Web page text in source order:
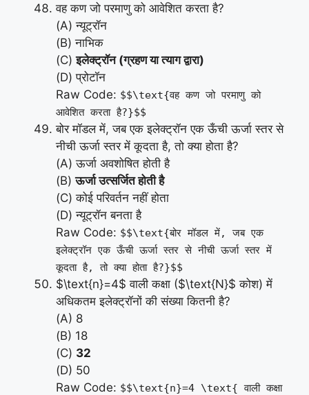
वह कण जो परमाणु को आवेशित करता है?
(A) न्यूट्रॉन
(B) नाभिक
(C)इलेक्ट्रॉन (ग्रहण या त्याग द्वारा)
(D) प्रोटॉन
Raw Code: $$\text{वह कण जो परमाणु को
आवेशित करता है?}$$
बोर मॉडल में, जब एक इलेक्ट्रॉन एक ऊँची ऊर्जा स्तर से
नीची ऊर्जा स्तर में कूदता है, तो क्या होता है?
(A) ऊर्जा अवशोषित होती है
(B)ऊर्जा उत्सर्जित होती है
(C) कोई परिवर्तन नहीं होता
(D) न्यूट्रॉन बनता है
Raw Code: $$\text{बोर मॉडल में, जब एक
इलेक्ट्रॉन एक ऊँची ऊर्जा स्तर से नीची ऊर्जा स्तर में
कूदता है, तो क्या होता है?}$$
$\text{n}=4$ वाली कक्षा ($\text{N}$ कोश) में
अधिकतम इलेक्ट्रॉनों की संख्या कितनी है?
(A) 8
(B) 18
(C) 32
(D) 50
Raw Code: $$\text{n}=4 \text{ वाली कक्षा